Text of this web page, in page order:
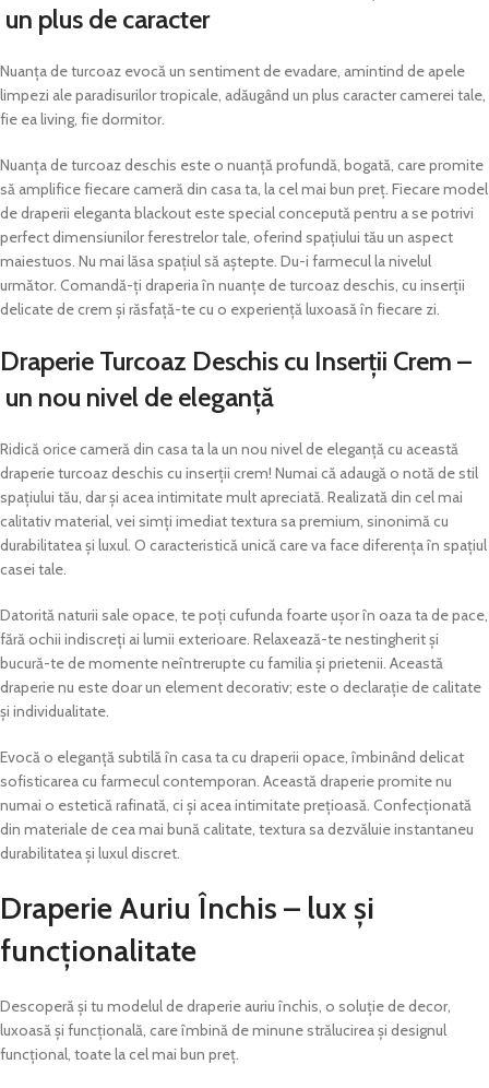
un plus de caracter
Nuanța de turcoaz evocă un sentiment de evadare, amintind de apele
limpezi ale paradisurilor tropicale, adăugând un plus caracter camerei tale,
fie ea living, fie dormitor.
Nuanța de turcoaz deschis este o nuanță profundă, bogată, care promite
să amplifice fiecare cameră din casa ta, la cel mai bun preț. Fiecare model
de draperii eleganta blackout este special concepută pentru a se potrivi
perfect dimensiunilor ferestrelor tale, oferind spațiului tău un aspect
maiestuos. Nu mai lăsa spațiul să aștepte. Du-i farmecul la nivelul
următor. Comandă-ți draperia în nuanțe de turcoaz deschis, cu inserții
delicate de crem și răsfață-te cu o experiență luxoasă în fiecare zi.
Draperie Turcoaz Deschis cu Inserții Crem –
un nou nivel de eleganță
Ridică orice cameră din casa ta la un nou nivel de eleganță cu această
draperie turcoaz deschis cu inserții crem! Numai că adaugă o notă de stil
spațiului tău, dar și acea intimitate mult apreciată. Realizată din cel mai
calitativ material, vei simți imediat textura sa premium, sinonimă cu
durabilitatea și luxul. O caracteristică unică care va face diferența în spațiul
casei tale.
Datorită naturii sale opace, te poți cufunda foarte ușor în oaza ta de pace,
fără ochii indiscreți ai lumii exterioare. Relaxează-te nestingherit și
bucură-te de momente neîntrerupte cu familia și prietenii. Această
draperie nu este doar un element decorativ; este o declarație de calitate
și individualitate.
Evocă o eleganță subtilă în casa ta cu draperii opace, îmbinând delicat
sofisticarea cu farmecul contemporan. Această draperie promite nu
numai o estetică rafinată, ci și acea intimitate prețioasă. Confecționată
din materiale de cea mai bună calitate, textura sa dezvăluie instantaneu
durabilitatea și luxul discret.
Draperie Auriu Închis – lux și
funcționalitate
Descoperă și tu modelul de draperie auriu închis, o soluție de decor,
luxoasă și funcțională, care îmbină de minune strălucirea și designul
funcțional, toate la cel mai bun preț.